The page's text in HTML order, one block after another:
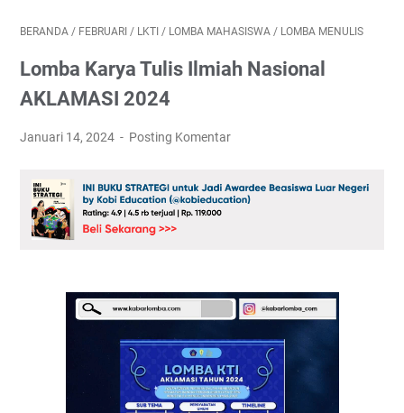
BERANDA / FEBRUARI / LKTI / LOMBA MAHASISWA / LOMBA MENULIS
Lomba Karya Tulis Ilmiah Nasional
AKLAMASI 2024
Januari 14, 2024 Posting Komentar